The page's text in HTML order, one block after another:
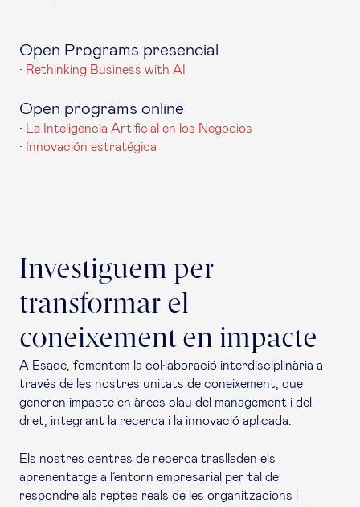
Open Programs presencial
· Rethinking Business with AI
Open programs online
·
La Inteligencia Artificial en los Negocios
·
Innovación estratégica
Investiguem per
transformar el
coneixement en impacte
A Esade, fomentem la col·laboració interdisciplinària a
través de les nostres unitats de coneixement, que
generen impacte en àrees clau del management i del
dret, integrant la recerca i la innovació aplicada.
Els nostres centres de recerca traslladen els
aprenentatge a l’entorn empresarial per tal de
respondre als reptes reals de les organitzacions i